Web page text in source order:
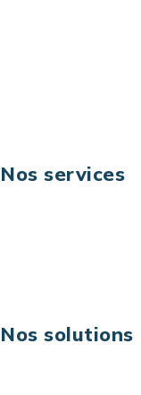
Nos services
Nos solutions